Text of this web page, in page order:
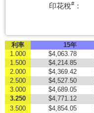
印花稅#：
利率 15年
1.000
$4,063.78
1.500
$4,214.85
2.000
$4,369.42
2.500
$4,527.50
3.000
$4,689.05
3.250
$4,771.12
3.500
$4,854.05